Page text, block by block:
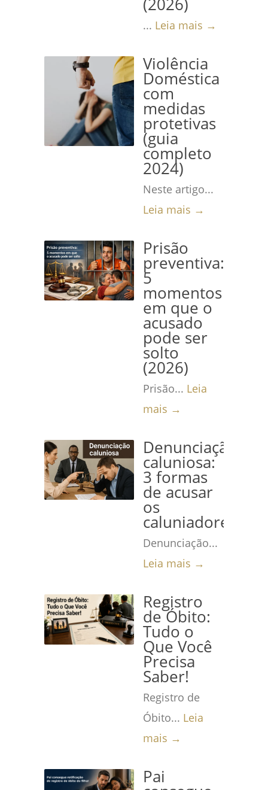
(2026)
... Leia mais →
Violência
Doméstica
com
medidas
protetivas
(guia
completo
2024)
Neste artigo...
Leia mais →
Prisão
preventiva:
5
momentos
em que o
acusado
pode ser
solto
(2026)
Prisão... Leia
mais →
Denunciação
caluniosa:
3 formas
de acusar
os
caluniadores
Denunciação...
Leia mais →
Registro
de Óbito:
Tudo o
Que Você
Precisa
Saber!
Registro de
Óbito... Leia
mais →
Pai